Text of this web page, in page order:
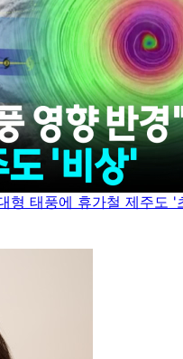
형 태풍에 휴가철 제주도 '